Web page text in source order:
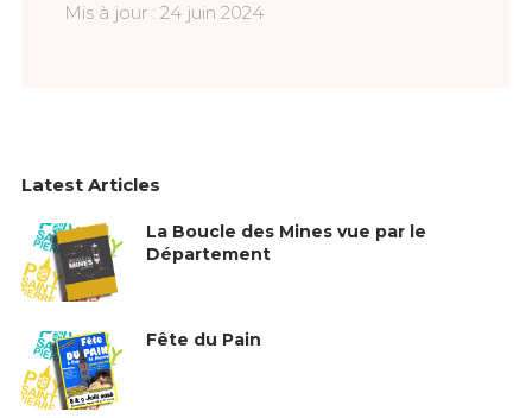
Mis à jour : 24 juin 2024
Latest Articles
La Boucle des Mines vue par le
Département
Fête du Pain